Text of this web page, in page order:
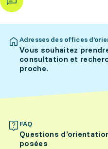
Adresses des offices
Vous souhaitez
consultation et
proche.
FAQ
Questions
posées